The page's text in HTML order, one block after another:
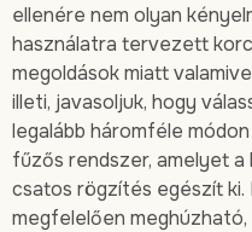
ellenére nem olyan
használatra tervezett
megoldások miatt
illeti, javasoljuk, hogy
legalább háromféle
fűzős rendszer, amelyet
csatos rögzítés egészít ki.
megfelelően